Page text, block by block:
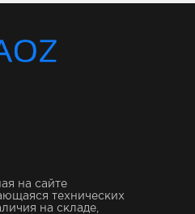
на сайте
технических
на складе,